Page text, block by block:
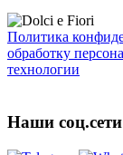
Политика
обработку
технологии
Наши соц.сети